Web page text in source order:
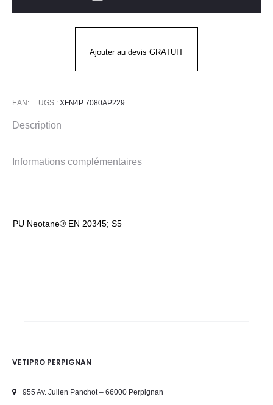
Fourrées
Ajouter au devis GRATUIT
EAN: UGS : XFN4P 7080AP229
Description
Informations complémentaires
PU Neotane® EN 20345; S5
VETIPRO PERPIGNAN
955 Av. Julien Panchot – 66000 Perpignan